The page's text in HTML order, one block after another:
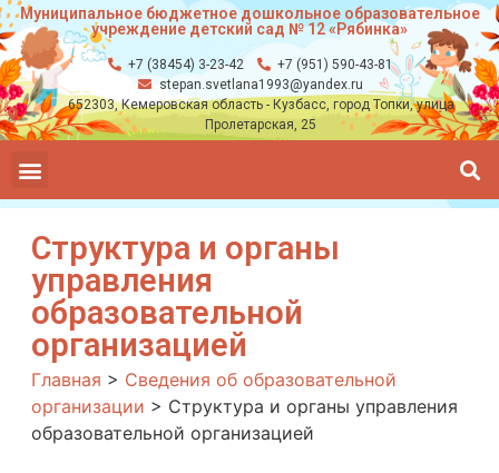
Муниципальное бюджетное дошкольное образовательное
учреждение детский сад № 12 «Рябинка»
+7 (38454) 3-23-42
+7 (951) 590-43-81
stepan.svetlana1993@yandex.ru
652303, Кемеровская область - Кузбасс, город Топки, улица
Пролетарская, 25
Структура и органы
управления
образовательной
организацией
Главная > Сведения об образовательной
организации > Структура и органы управления
образовательной организацией